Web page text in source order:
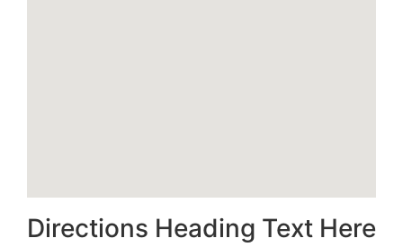
Directions Heading Text Here